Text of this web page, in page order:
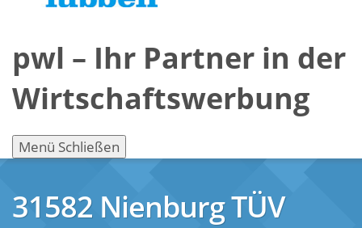
pwl – Ihr Partner in der
Wirtschaftswerbung
Menü Schließen
31582 Nienburg TÜV